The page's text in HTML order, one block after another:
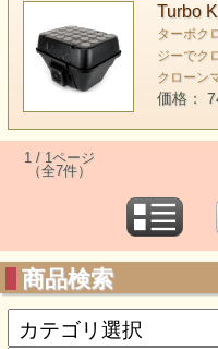
Turbo
ターボク
ジーでク
クローン
価格：
1 / 1ページ
（全7件）
商品検索